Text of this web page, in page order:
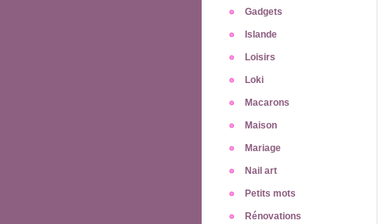
Gadgets
Islande
Loisirs
Loki
Macarons
Maison
Mariage
Nail art
Petits mots
Rénovations